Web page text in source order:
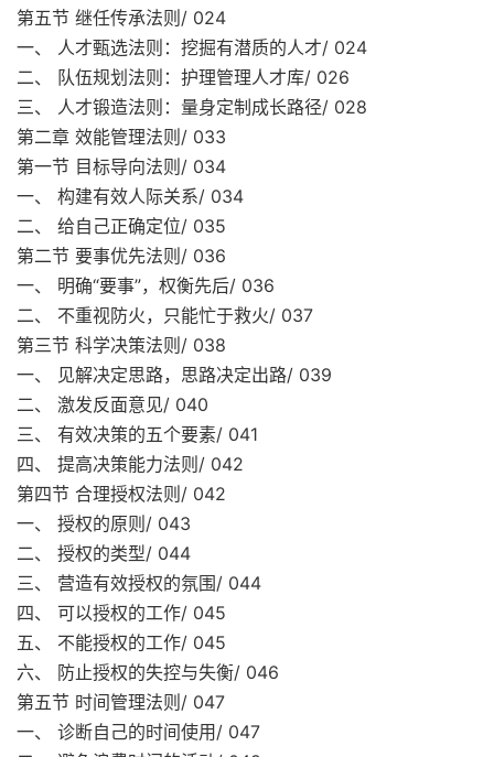
第五节 继任传承法则/ 024
一、 人才甄选法则：挖掘有潜质的人才/ 024
二、 队伍规划法则：护理管理人才库/ 026
三、 人才锻造法则：量身定制成长路径/ 028
第二章 效能管理法则/ 033
第一节 目标导向法则/ 034
一、 构建有效人际关系/ 034
二、 给自己正确定位/ 035
第二节 要事优先法则/ 036
一、 明确“要事”，权衡先后/ 036
二、 不重视防火，只能忙于救火/ 037
第三节 科学决策法则/ 038
一、 见解决定思路，思路决定出路/ 039
二、 激发反面意见/ 040
三、 有效决策的五个要素/ 041
四、 提高决策能力法则/ 042
第四节 合理授权法则/ 042
一、 授权的原则/ 043
二、 授权的类型/ 044
三、 营造有效授权的氛围/ 044
四、 可以授权的工作/ 045
五、 不能授权的工作/ 045
六、 防止授权的失控与失衡/ 046
第五节 时间管理法则/ 047
一、 诊断自己的时间使用/ 047